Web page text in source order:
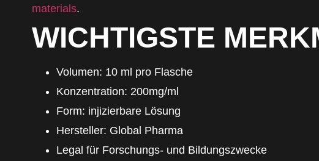
materials.
WICHTIGSTE
Volumen: 10 ml pro Flasche
Konzentration: 200mg/ml
Form: injizierbare Lösung
Hersteller: Global Pharma
Legal für Forschungs- und Bildungszwecke